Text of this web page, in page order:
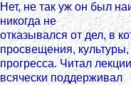
Нет, не так уж он был
никогда не
отказывался от дел, в
просвещения, культуры,
прогресса. Читал
всячески поддерживал